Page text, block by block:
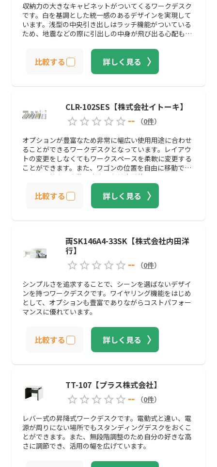
収納力の大きなキャビネットがついてくるワークデスク
です。白を基調とした統一感のあるデザインを実現して
います。浅型の中央引き出しはラッチ機能がついている
ため、地震などの際に引出しの中身が飛び出る心配もあ
比較する 詳しく見る
CLR-102SES【株式会社イトーキ】
--
（0件）
オプションが豊富なため非常に幅広い使用用途に合わせ
ることができるワークデスクとなっています。レイアウ
トの変更をしなくてもワークスペースを柔軟に変更する
ことができます。また、ワゴンの位置を自由に移動でき
るため、社内の人数の変化にも対応可能です。
比較する 詳しく見る
両SK146A4-33SK【株式会社内田洋
行】
--
（0件）
シンプルさを追求することで、シーンを選ばないデザイ
ンを持つワークデスクです。ワイヤリング機能をはじめ
として、オプションも豊富でありながらコストパフォー
マンスに優れています。
比較する 詳しく見る
TT-107【プラス株式会社】
--
（0件）
レバー式の昇降式ワークデスクです。電動式と違い、電
源が周りにない場所でもスタンディングデスクをおくこ
とができます。また、無段階調整のため自分の好きな高
さに調節でき、活用の幅を広げています。